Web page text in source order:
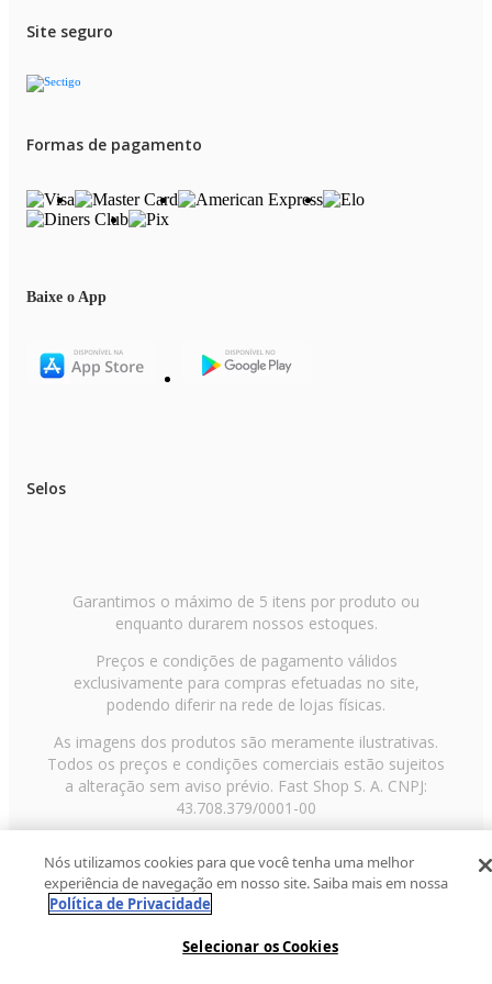
Site seguro
Formas de pagamento
Baixe o App
Selos
Garantimos o máximo de 5 itens por produto ou
enquanto durarem nossos estoques.
Preços e condições de pagamento válidos
exclusivamente para compras efetuadas no site,
podendo diferir na rede de lojas físicas.
As imagens dos produtos são meramente ilustrativas.
Todos os preços e condições comerciais estão sujeitos
a alteração sem aviso prévio. Fast Shop S. A. CNPJ:
43.708.379/0001-00
Paulo/SP, CEP 02029-001, Telefone: 11 3003-3728 ©
2013 Fast Shop - Todos os direitos reservadosRF
Nós utilizamos cookies para que você tenha uma melhor
experiência de navegação em nosso site. Saiba mais em nossa
Política de Privacidade
Selecionar os Cookies